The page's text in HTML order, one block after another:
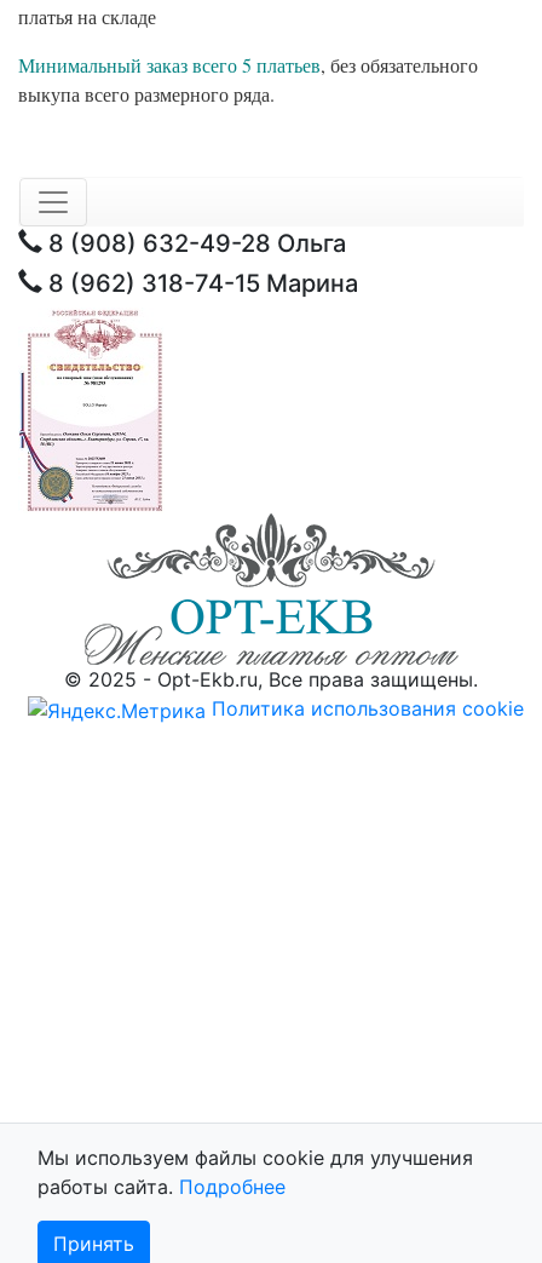
платья на складе
Минимальный заказ всего 5 платьев, без обязательного
выкупа всего размерного ряда.
8 (908) 632-49-28 Ольга
8 (962) 318-74-15 Марина
© 2025 - Opt-Ekb.ru, Все права защищены.
Политика использования cookie
Мы используем файлы cookie для улучшения
работы сайта. Подробнее
Принять